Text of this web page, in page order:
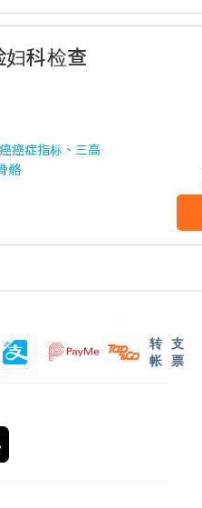
科检查
癌症指标、三高
骼
转
帐
支
票